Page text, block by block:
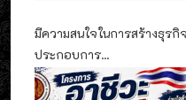
มีความสนใจในการสร้างธุร
ประกอบการ...